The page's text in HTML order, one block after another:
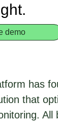
demo
has
that